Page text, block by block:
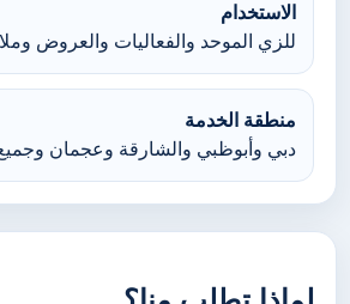
الاستخدام
للزي الموحد والفعاليات والعروض
منطقة الخدمة
دبي وأبوظبي والشارقة وعجمان وجميع